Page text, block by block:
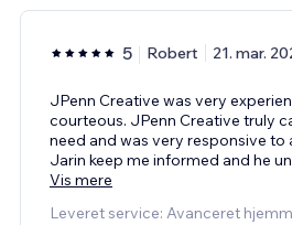
5 Robert 21. mar.
JPenn Creative was very
courteous. JPenn Creative truly
need and was very responsive to
Jarin keep me informed and he
Vis mere
Leveret service: Avanceret